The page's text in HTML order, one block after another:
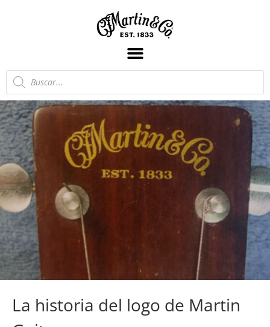
La historia del logo de Martin